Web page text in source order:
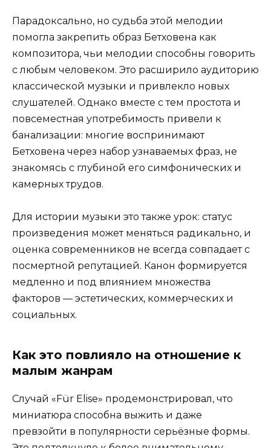
Парадоксально, но судьба этой мелодии
помогла закрепить образ Бетховена как
композитора, чьи мелодии способны говорить
с любым человеком. Это расширило аудиторию
классической музыки и привлекло новых
слушателей. Однако вместе с тем простота и
повсеместная употребимость привели к
банализации: многие воспринимают
Бетховена через набор узнаваемых фраз, не
знакомясь с глубиной его симфонических и
камерных трудов.
Для истории музыки это также урок: статус
произведения может меняться радикально, и
оценка современников не всегда совпадает с
посмертной репутацией. Канон формируется
медленно и под влиянием множества
факторов — эстетических, коммерческих и
социальных.
Как это повлияло на отношение к
малым жанрам
Случай «Für Elise» продемонстрировал, что
миниатюра способна выжить и даже
превзойти в популярности серьёзные формы.